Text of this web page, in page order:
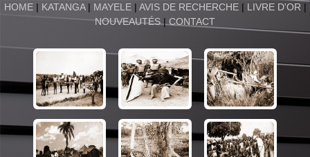
HOME | KATANGA| MAYELE| AVIS DE RECHERCHE| LIVRE D'OR |
NOUVEAUTÉS| CONTACT